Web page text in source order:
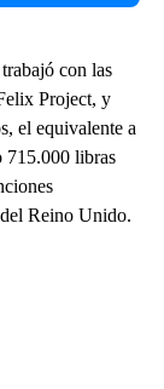
con las
Project, y
el equivalente a
715.000 libras
Reino Unido.